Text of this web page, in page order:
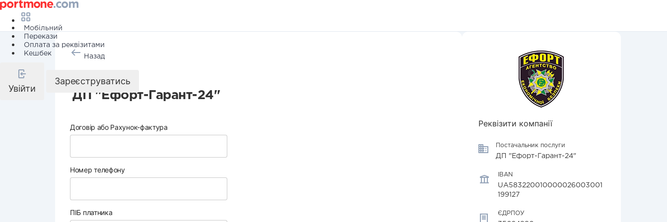
Мобільний
Перекази
Оплата за реквізитами
Кешбек
Увійти
Зареєструватись
Назад
ДП "Ефорт-Гарант-24"
Договір або Рахунок-фактура
Номер телефону
ПІБ платника
Реквізити компанії
Постачальник послуги
ДП "Ефорт-Гарант-24"
IBAN
UA583220010000026003001
199127
ЄДРПОУ